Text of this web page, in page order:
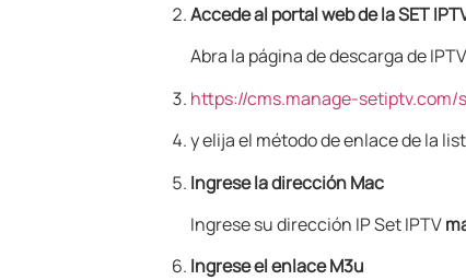
Accede al portal web de la SET
Abra la página de descarga de
https://cms.manage-setiptv.com/
y elija el método de enlace de la
Ingrese la dirección Mac
Ingrese su dirección IP Set IPTV
Ingrese el enlace M3u